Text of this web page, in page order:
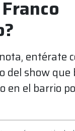
entérate
del show que
en el barrio